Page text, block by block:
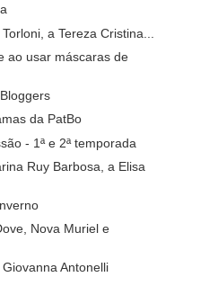
a Tereza Cristina...
ao usar máscaras de
da PatBo
- 1ª e 2ª temporada
Ruy Barbosa, a Elisa
Nova Muriel e
Antonelli